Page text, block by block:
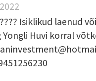
Isiklikud laenud
Yongli Huvi korral